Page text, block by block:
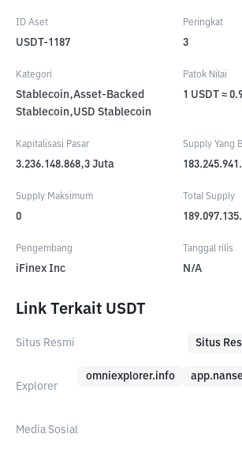
ID Aset
USDT-1187
Peringkat
3
Kategori
Stablecoin,Asset-Backed
Stablecoin,USD Stablecoin
Patok Nilai
1 USDT ≈
Kapitalisasi Pasar
3.236.148.868,3 Juta
Supply Yang
Supply Maksimum
0
Total Supply
Pengembang
iFinex Inc
Tanggal rilis
N/A
Link Terkait USDT
Situs Resmi Situs
Explorer
omniexplorer.info
Media Sosial